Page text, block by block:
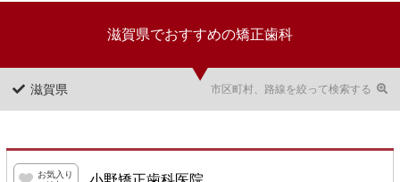
滋賀県でおすすめの矯正歯科
滋賀県 市区町村、路線を絞って検索する
お気入り